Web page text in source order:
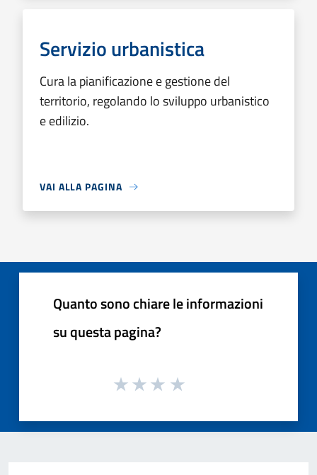
Servizio urbanistica
Cura la pianificazione e gestione del
territorio, regolando lo sviluppo urbanistico
e edilizio.
VAI ALLA PAGINA
Quanto sono chiare le informazioni
su questa pagina?